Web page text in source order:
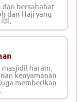
dan bersahabat
dan Haji yang
sesuai Sunnah Nabi ﷺ.
haram,
kenyamanan
memberikan